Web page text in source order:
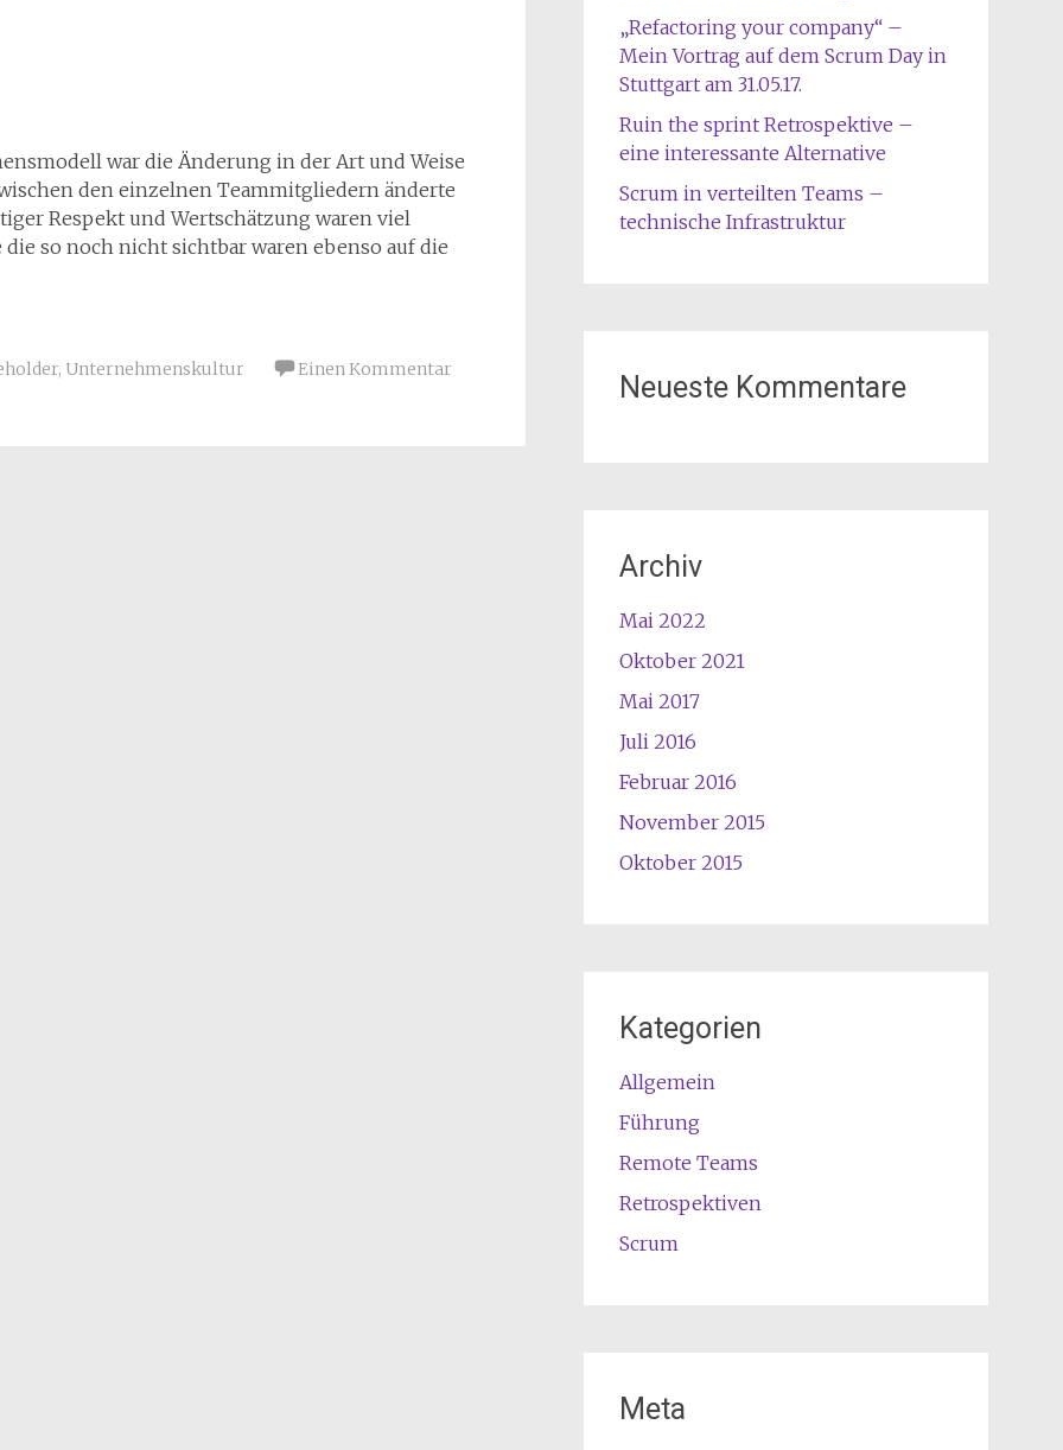
war die Änderung in der Art und Weise
den einzelnen Teammitgliedern änderte
Respekt und Wertschätzung waren viel
so noch nicht sichtbar waren ebenso auf die
, Unternehmenskultur
Einen Kommentar
„Refactoring your company“ –
Mein Vortrag auf dem Scrum Day in
Stuttgart am 31.05.17.
Ruin the sprint Retrospektive –
eine interessante Alternative
Scrum in verteilten Teams –
technische Infrastruktur
Neueste Kommentare
Archiv
Mai 2022
Oktober 2021
Mai 2017
Juli 2016
Februar 2016
November 2015
Oktober 2015
Kategorien
Allgemein
Führung
Remote Teams
Retrospektiven
Scrum
Meta